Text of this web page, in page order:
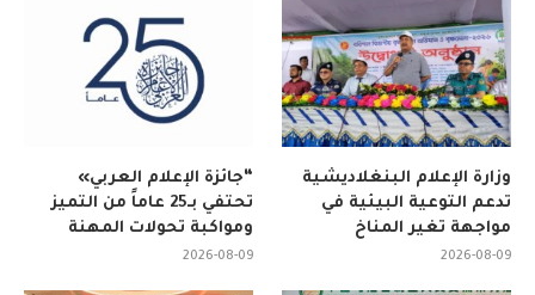
“جائزة الإعلام العربي»
تحتفي بـ25 عاماً من التميز
ومواكبة تحولات المهنة
2026-08-09
وزارة الإعلام البنغلاديشية
تدعم التوعية البيئية في
مواجهة تغير المناخ
2026-08-09